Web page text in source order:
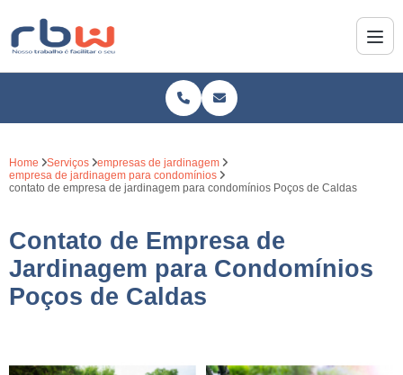
Home Serviços
empresas de jardinagem
empresa de jardinagem para condomínios
contato de empresa de jardinagem para condomínios Poços de Caldas
Contato de Empresa de
Jardinagem para Condomínios
Poços de Caldas